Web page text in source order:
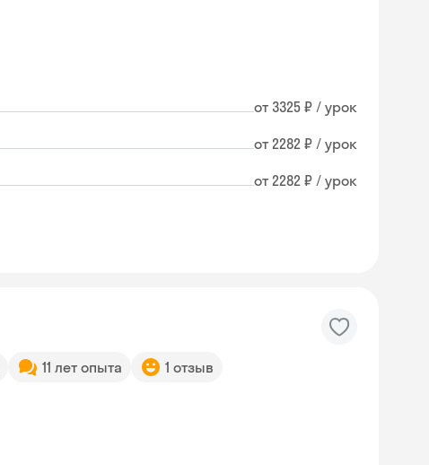
от 3325 ₽ / урок
от 2282 ₽ / урок
от 2282 ₽ / урок
11 лет опыта 1 отзыв